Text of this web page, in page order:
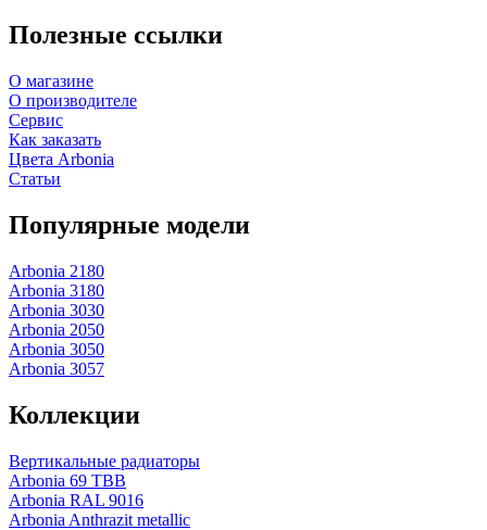
Полезные ссылки
О магазине
О производителе
Сервис
Как заказать
Цвета Arbonia
Статьи
Популярные модели
Arbonia 2180
Arbonia 3180
Arbonia 3030
Arbonia 2050
Arbonia 3050
Arbonia 3057
Коллекции
Вертикальные радиаторы
Arbonia 69 ТВВ
Arbonia RAL 9016
Arbonia Anthrazit metallic